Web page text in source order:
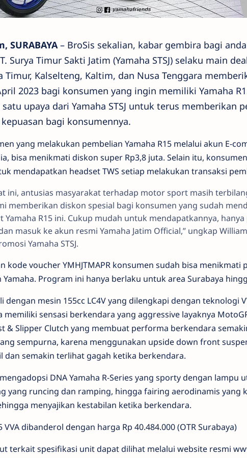
SURABAYA– BroSis sekalian, kabar gembira bagi
Surya Timur Sakti Jatim (Yamaha STSJ) selaku main
Timur, Kalselteng, Kaltim, dan Nusa Tenggara
2023 bagi konsumen yang ingin memiliki Yamaha
upaya dari Yamaha STSJ untuk terus memberikan
bagi konsumennya.
yang melakukan pembelian Yamaha R15 melalui akun E-
bisa menikmati diskon super Rp3,8 juta. Selain itu,
mendapatkan headset TWS setiap melakukan transaksi
ini, antusias masyarakat terhadap motor sport masih
memberikan diskon spesial bagi konsumen yang sudah
Yamaha R15 ini. Cukup mudah untuk mendapatkannya,
masuk ke akun resmi Yamaha Jatim Official,” ungkap
Yamaha STSJ.
kode voucher YMHJTMAPR konsumen sudah bisa menikmati
Program ini hanya berlaku untuk area Surabaya
dengan mesin 155cc LC4V yang dilengkapi dengan teknologi
memiliki sensasi berkendara yang aggressive layaknya
& Slipper Clutch yang membuat performa berkendara
sempurna, karena menggunakan upside down front
dan semakin terlihat gagah ketika berkendara.
DNA Yamaha R-Series yang sporty dengan lampu
yang runcing dan ramping, hingga fairing aerodinamis yang
menyajikan kestabilan ketika berkendara.
VVA dibanderol dengan harga Rp 40.484.000 (OTR Surabaya)
terkait spesifikasi unit dapat dilihat melalui website resmi